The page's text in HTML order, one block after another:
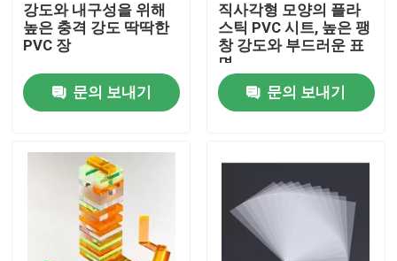
홈
회사 소개
강도와 내구성을 위해
높은 충격 강도 딱딱한
PVC 장
문의 보내기
직사각형 모양의 플라
스틱 PVC 시트, 높은 팽
창 강도와 부드러운 표
면
문의 보내기